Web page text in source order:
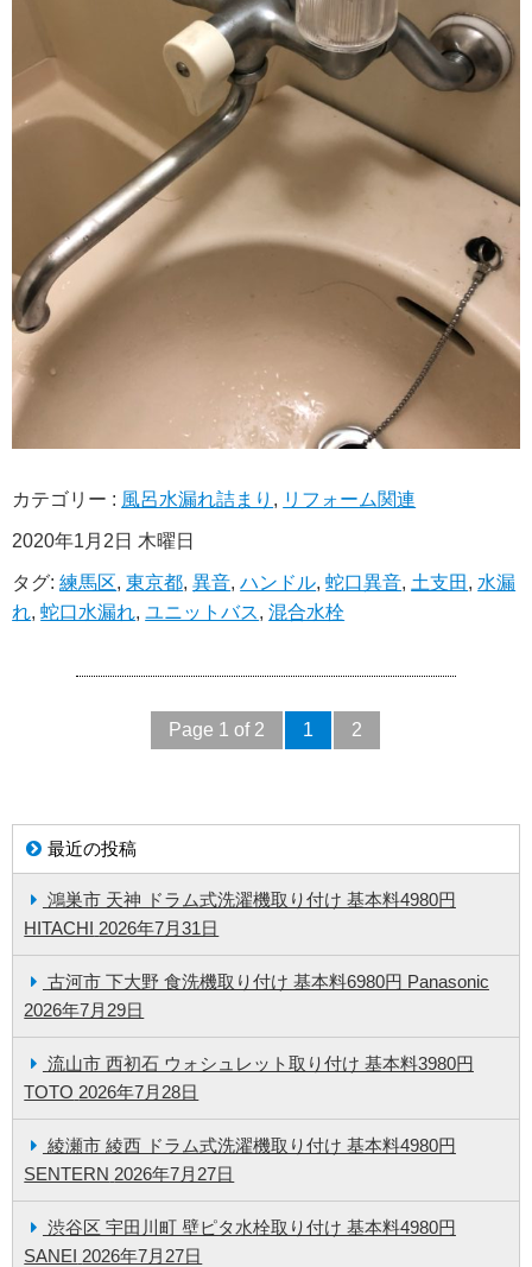
カテゴリー : 風呂水漏れ詰まり , リフォーム関連
2020年1月2日 木曜日
タグ:練馬区,東京都,異音,ハンドル,蛇口異音, 土支田 , 水漏
れ,蛇口水漏れ,ユニットバス,混合水栓
Page 1 of 2 1 2
最近の投稿
鴻巣市 天神 ドラム式洗濯機取り付け 基本料4980円
HITACHI 2026年7月31日
古河市 下大野 食洗機取り付け 基本料6980円 Panasonic
2026年7月29日
流山市 西初石 ウォシュレット取り付け 基本料3980円
TOTO 2026年7月28日
綾瀬市 綾西 ドラム式洗濯機取り付け 基本料4980円
SENTERN 2026年7月27日
渋谷区 宇田川町 壁ピタ水栓取り付け 基本料4980円
SANEI 2026年7月27日